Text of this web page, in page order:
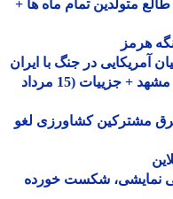
جمعه 16 مرداد 1405؛ طالع متولدین تمام ماه ها +
هرمز
در جنگ با ایران
تصادف مرگبار پژو در بلوار وکیل آباد مشهد + جزییات (15 مرداد
مشترکین کشاورزی لغو
نمایشی، شکست خورده